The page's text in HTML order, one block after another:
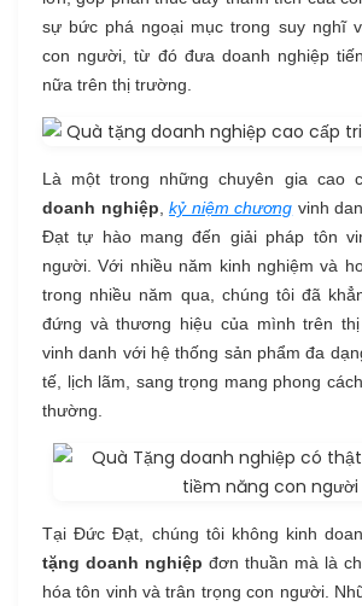
sự bức phá ngoại mục trong suy nghĩ
con người, từ đó đưa doanh nghiệp
nữa trên thị trường.
Là một trong những chuyên gia cao
doanh nghiệp ,kỷ niệm chương vinh
Đạt tự hào mang đến giải pháp tôn
người. Với nhiều năm kinh nghiệm và
trong nhiều năm qua, chúng tôi đã
đứng và thương hiệu của mình trên
vinh danh với hệ thống sản phẩm đa
tế, lịch lãm, sang trọng mang phong
thường.
Tại Đức Đạt, chúng tôi không kinh
tặng doanh nghiệp đơn thuần mà là
hóa tôn vinh và trân trọng con người.